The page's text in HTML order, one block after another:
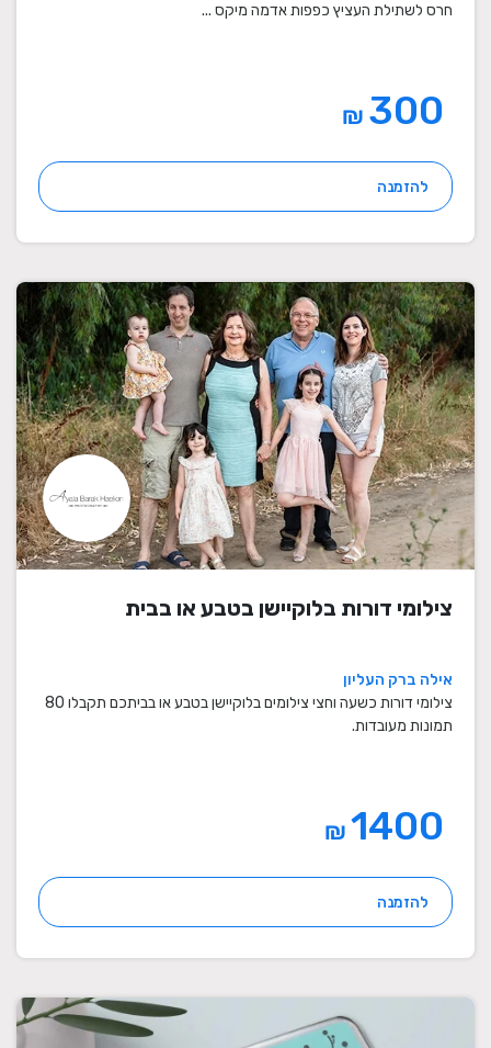
חרס לשתילת העציץ כפפות אדמה מיקס ...
₪
להזמנה
צילומי דורות בלוקיישן בטבע או בבית
אילה ברק העליון
צילומי דורות כשעה וחצי צילומים בלוקיישן בטבע או בביתכם תקבלו 80
תמונות מעובדות.
₪
להזמנה